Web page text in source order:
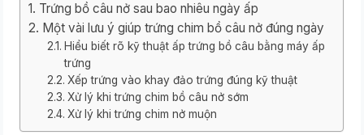
Trứng bồ câu nở sau bao nhiêu ngày ấp
Một vài lưu ý giúp trứng chim bồ câu nở đúng ngày
Hiểu biết rõ kỹ thuật ấp trứng bồ câu bằng máy ấp
trứng
Xếp trứng vào khay đảo trứng đúng kỹ thuật
Xử lý khi trứng chim bồ câu nở sớm
Xử lý khi trứng chim nở muộn